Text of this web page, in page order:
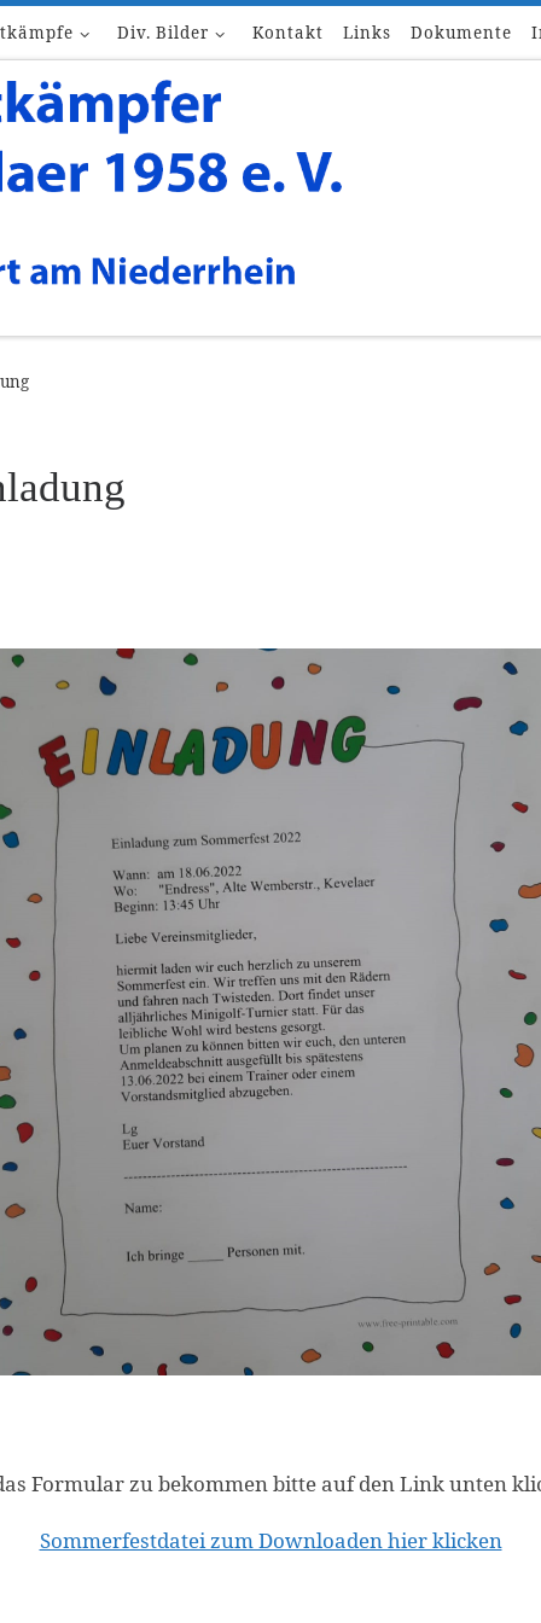
Div. Bilder Kontakt Links Dokumente
Formular zu bekommen bitte auf den Link unten
Sommerfestdatei zum Downloaden hier klicken